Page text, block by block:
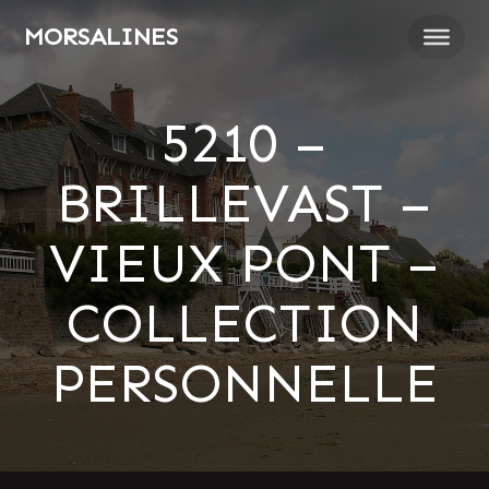
MORSALINES
5210 –
BRILLEVAST –
VIEUX PONT –
COLLECTION
PERSONNELLE